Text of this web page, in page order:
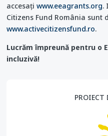
accesațiwww.eeagrants.org.
Citizens Fund România sunt
www.activecitizensfund.ro.
Lucrăm împreună pentru o
incluzivă!
PROIECT